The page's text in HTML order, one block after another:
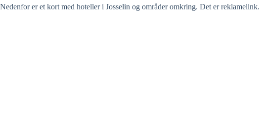
Nedenfor er et kort med hoteller i Josselin og områder omkring. Det er reklamelink.